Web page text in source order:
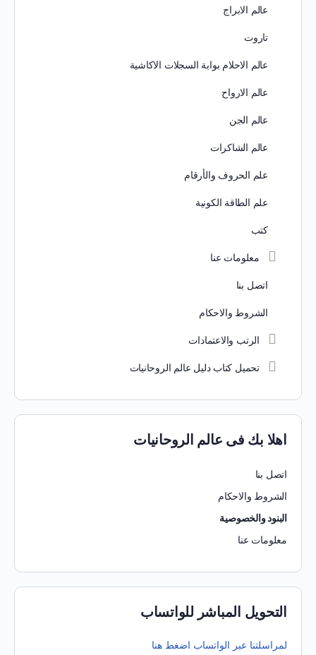
عالم الابراج
تاروت
عالم الاحلام بوابة السجلات الاكاشية
عالم الارواح
عالم الجن
عالم الشاكرات
علم الحروف والأرقام
علم الطاقة الكونية
كتب
معلومات عنا
اتصل بنا
الشروط والاحكام
الرتب والاعتمادات
تحميل كتاب دليل عالم الروحانيات
اهلا بك فى عالم الروحانيات
اتصل بنا
الشروط والاحكام
البنود والخصوصية
معلومات عنا
التحويل المباشر للواتساب
لمراسلتنا عبر الواتساب اضغط هنا